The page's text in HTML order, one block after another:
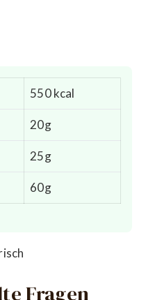
550 kcal
20g
25g
60g
Fragen